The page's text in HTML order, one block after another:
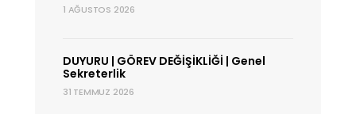
1 AĞUSTOS 2026
DUYURU | GÖREV DEĞİŞİKLİĞİ | Genel
Sekreterlik
31 TEMMUZ 2026